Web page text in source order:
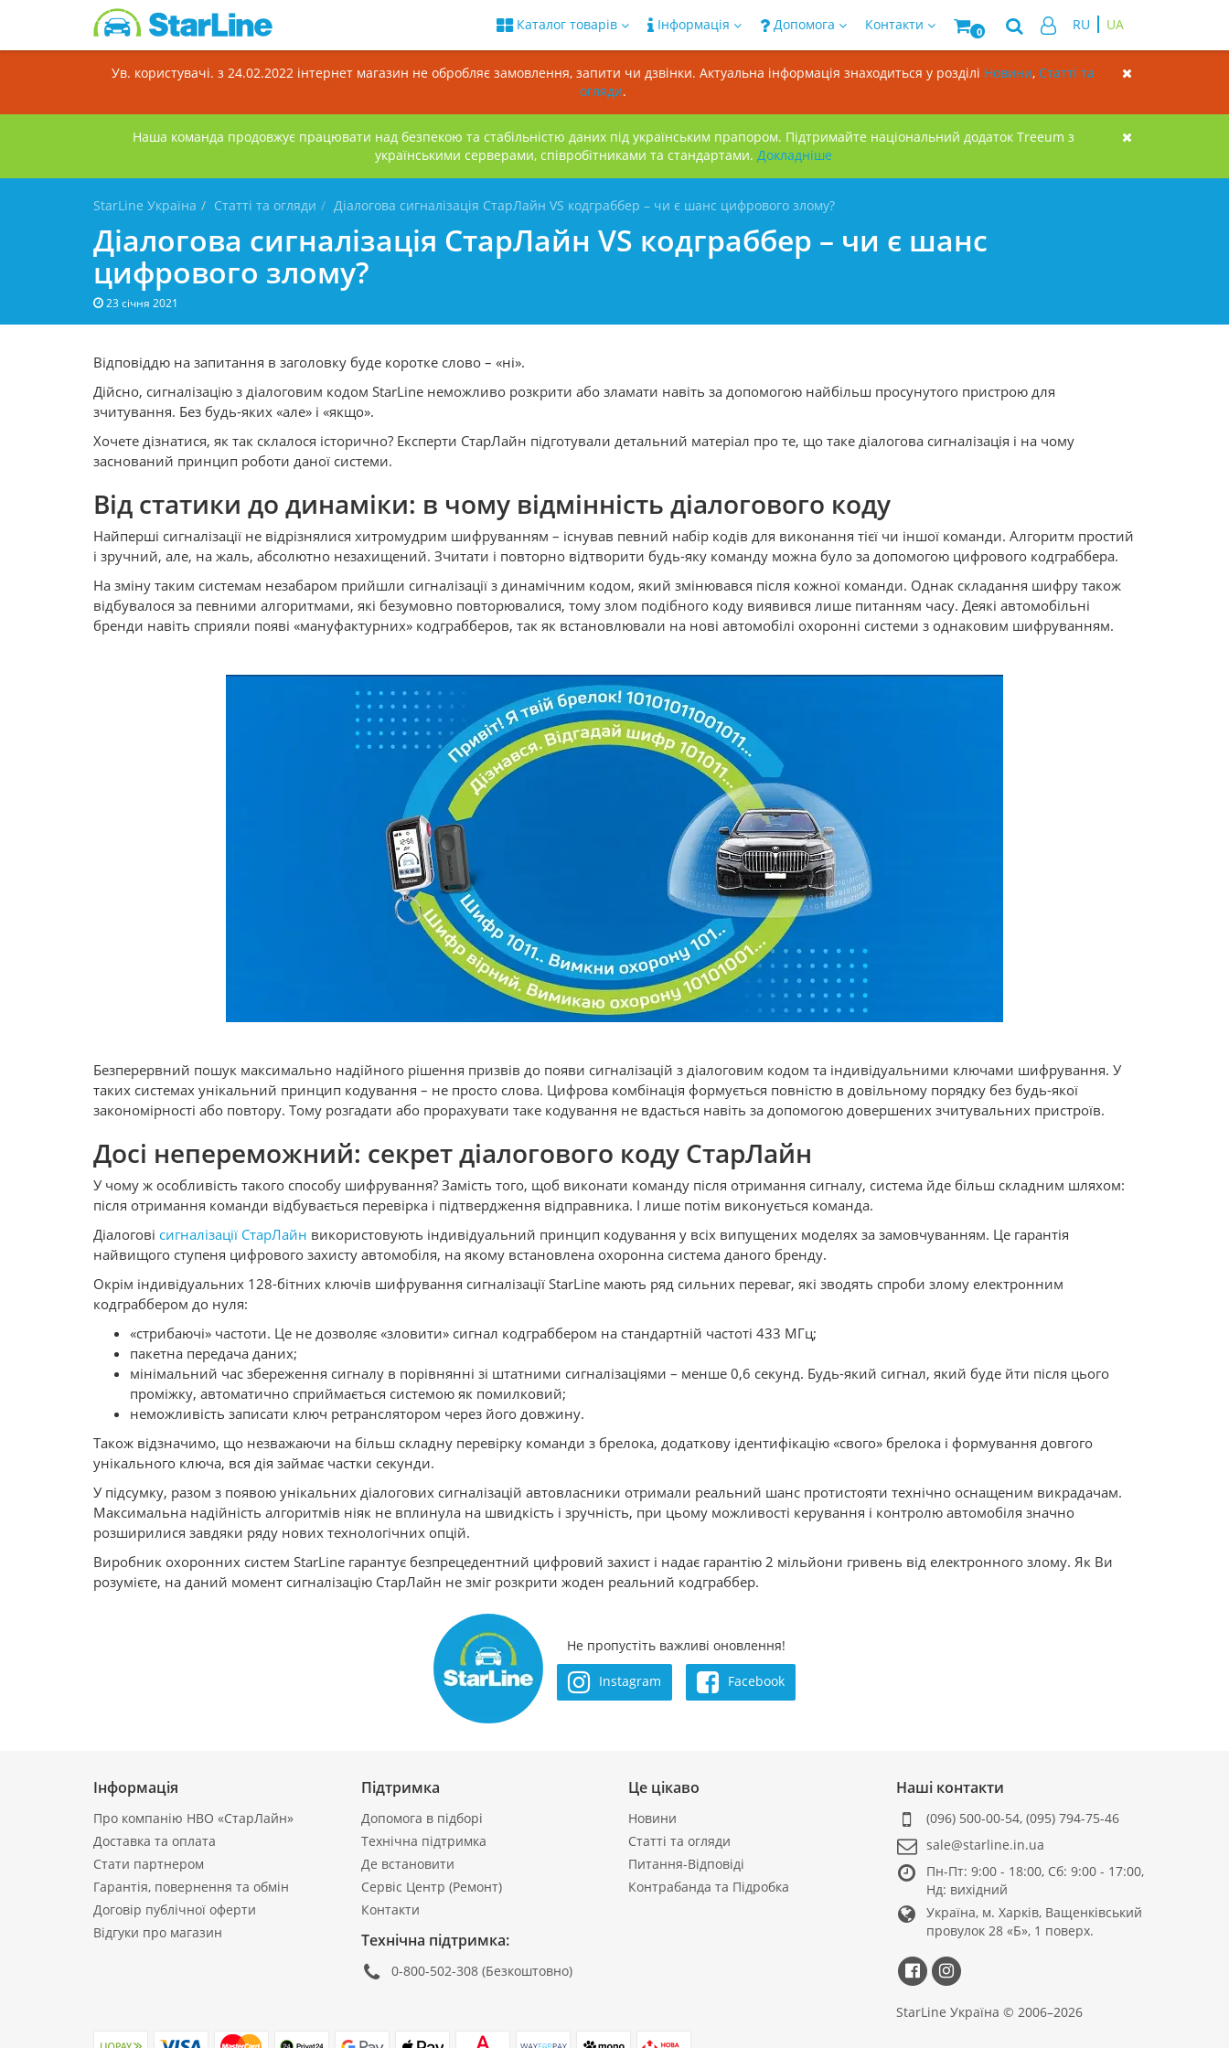
Ув. користувачі. з 24.02.2022 інтернет магазин не обробляє замовлення, запити чи дзвінки. Актуальна інформація знаходиться у розділі Новини, Статті та
огляди.
Наша команда продовжує працювати над безпекою та стабільністю даних під українським прапором. Підтримайте національний додаток Treeum з
українськими серверами, співробітниками та стандартами. Докладнiше
Каталог товарів Інформація Допомога Контакти 0 RU UA
StarLine Україна Статті та огляди Діалогова сигналізація СтарЛайн VS кодграббер – чи є шанс цифрового злому?
Діалогова сигналізація СтарЛайн VS кодграббер – чи є шанс
цифрового злому?
23 січня 2021
Відповіддю на запитання в заголовку буде коротке слово – «ні».
Дійсно, сигналізацію з діалоговим кодом StarLine неможливо розкрити або зламати навіть за допомогою найбільш просунутого пристрою для
зчитування. Без будь-яких «але» і «якщо».
Хочете дізнатися, як так склалося історично? Експерти СтарЛайн підготували детальний матеріал про те, що таке діалогова сигналізація і на чому
заснований принцип роботи даної системи.
Від статики до динаміки: в чому відмінність діалогового коду
Найперші сигналізації не відрізнялися хитромудрим шифруванням – існував певний набір кодів для виконання тієї чи іншої команди. Алгоритм простий
і зручний, але, на жаль, абсолютно незахищений. Зчитати і повторно відтворити будь-яку команду можна було за допомогою цифрового кодграббера.
На зміну таким системам незабаром прийшли сигналізації з динамічним кодом, який змінювався після кожної команди. Однак складання шифру також
відбувалося за певними алгоритмами, які безумовно повторювалися, тому злом подібного коду виявився лише питанням часу. Деякі автомобільні
бренди навіть сприяли появі «мануфактурних» кодграбберов, так як встановлювали на нові автомобілі охоронні системи з однаковим шифруванням.
Безперервний пошук максимально надійного рішення призвів до появи сигналізацій з діалоговим кодом та індивідуальними ключами шифрування. У
таких системах унікальний принцип кодування – не просто слова. Цифрова комбінація формується повністю в довільному порядку без будь-якої
закономірності або повтору. Тому розгадати або прорахувати таке кодування не вдасться навіть за допомогою довершених зчитувальних пристроїв.
Досі непереможний: секрет діалогового коду СтарЛайн
У чому ж особливість такого способу шифрування? Замість того, щоб виконати команду після отримання сигналу, система йде більш складним шляхом:
після отримання команди відбувається перевірка і підтвердження відправника. І лише потім виконується команда.
Діалогові сигналізації СтарЛайн використовують індивідуальний принцип кодування у всіх випущених моделях за замовчуванням. Це гарантія
найвищого ступеня цифрового захисту автомобіля, на якому встановлена охоронна система даного бренду.
Окрім індивідуальних 128-бітних ключів шифрування сигналізації StarLine мають ряд сильних переваг, які зводять спроби злому електронним
кодграббером до нуля:
«стрибаючі» частоти. Це не дозволяє «зловити» сигнал кодграббером на стандартній частоті 433 МГц;
пакетна передача даних;
мінімальний час збереження сигналу в порівнянні зі штатними сигналізаціями – менше 0,6 секунд. Будь-який сигнал, який буде йти після цього
проміжку, автоматично сприймається системою як помилковий;
неможливість записати ключ ретранслятором через його довжину.
Також відзначимо, що незважаючи на більш складну перевірку команди з брелока, додаткову ідентифікацію «свого» брелока і формування довгого
унікального ключа, вся дія займає частки секунди.
У підсумку, разом з появою унікальних діалогових сигналізацій автовласники отримали реальний шанс протистояти технічно оснащеним викрадачам.
Максимальна надійність алгоритмів ніяк не вплинула на швидкість і зручність, при цьому можливості керування і контролю автомобіля значно
розширилися завдяки ряду нових технологічних опцій.
Виробник охоронних систем StarLine гарантує безпрецедентний цифровий захист і надає гарантію 2 мільйони гривень від електронного злому. Як Ви
розумієте, на даний момент сигналізацію СтарЛайн не зміг розкрити жоден реальний кодграббер.
Не пропустіть важливі оновлення!
Instagram Facebook
Інформація
Про компанію НВО «СтарЛайн»
Доставка та оплата
Стати партнером
Гарантія, повернення та обмін
Договір публічної оферти
Відгуки про магазин
Підтримка
Допомога в підборі
Технічна підтримка
Де встановити
Сервіс Центр (Ремонт)
Контакти
Технічна підтримка:
0-800-502-308 (Безкоштовно)
Це цікаво
Новини
Статті та огляди
Питання-Відповіді
Контрабанда та Підробка
Наші контакти
(096) 500-00-54,(095) 794-75-46
sale@starline.in.ua
Пн-Пт: 9:00 - 18:00, Сб: 9:00 - 17:00,
Нд: вихідний
Україна, м. Харків, Ващенківський
провулок 28 «Б», 1 поверх.
StarLine Україна © 2006–2026